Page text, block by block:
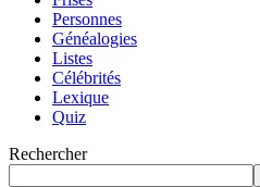
Personnes
Généalogies
Listes
Célébrités
Lexique
Quiz
Rechercher